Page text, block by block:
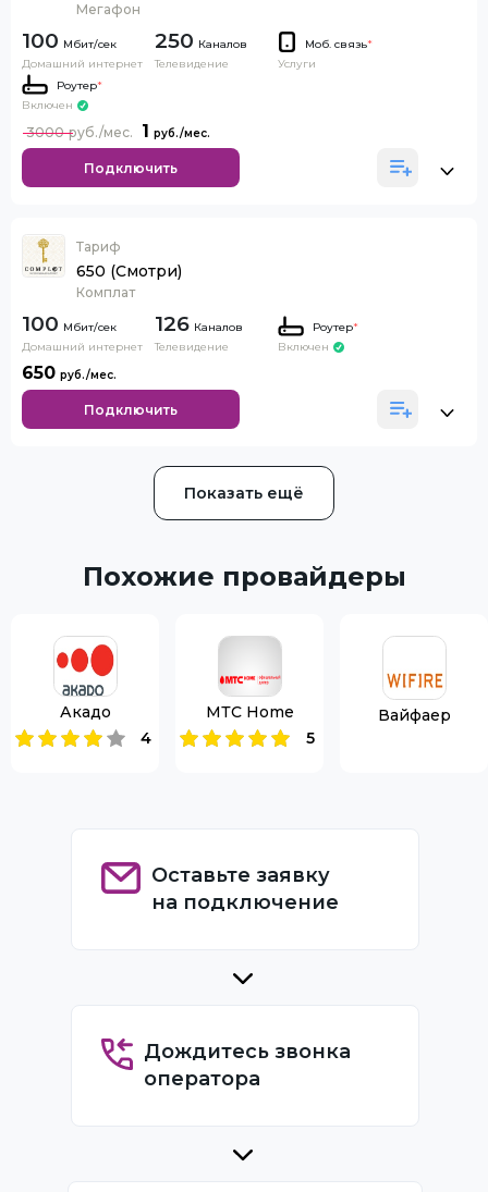
Мегафон
100
Домашний интернет
250 Каналов
Телевидение
Моб. связь*
Услуги
Роутер*
Включен
1
3000
Подключить
Тариф
650 (Смотри)
Комплат
100
Домашний интернет
126 Каналов
Телевидение
Роутер*
Включен
650
Подключить
Показать ещё
Похожие провайдеры
Акадо
4
МТС Home
5
Вайфаер
Оставьте заявку
на подключение
Дождитесь звонка
оператора